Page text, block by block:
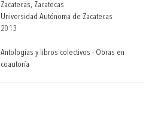
Zacatecas, Zacatecas
Universidad Autónoma de Zacatecas
2013
Antologías y libros colectivos - Obras en
coautoría